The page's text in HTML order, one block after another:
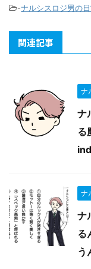
-ナルシスロジ男の
関連記事
ナ
ナ
る
ナ
ナ
る
う